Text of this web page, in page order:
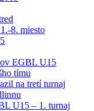
8. miesto
EGBL U15
tímu
na tretí turnaj
U15 – 1. turnaj